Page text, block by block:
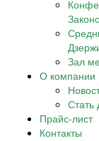
Зал
О компании
Стать
Прайс-лист
Контакты